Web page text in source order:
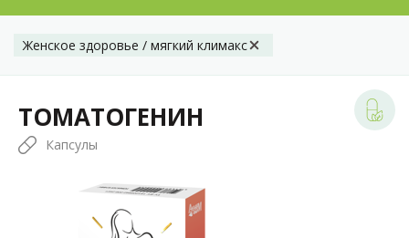
Женское здоровье / мягкий климакс
ТОМАТОГЕНИН
Капсулы